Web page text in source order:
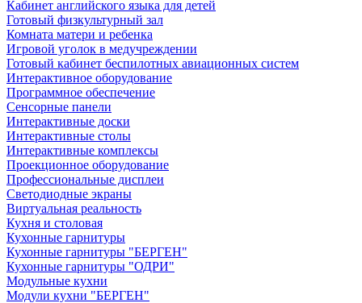
Кабинет английского языка для детей
Готовый физкультурный зал
Комната матери и ребенка
Игровой уголок в медучреждении
Готовый кабинет беспилотных авиационных систем
Интерактивное оборудование
Программное обеспечение
Сенсорные панели
Интерактивные доски
Интерактивные столы
Интерактивные комплексы
Проекционное оборудование
Профессиональные дисплеи
Светодиодные экраны
Виртуальная реальность
Кухня и столовая
Кухонные гарнитуры
Кухонные гарнитуры "БЕРГЕН"
Кухонные гарнитуры "ОДРИ"
Модульные кухни
Модули кухни "БЕРГЕН"